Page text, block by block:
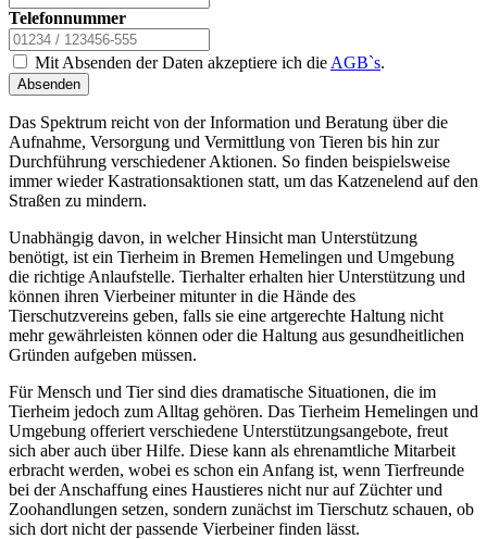
Telefonnummer
Mit Absenden der Daten akzeptiere ich die AGB`s.
Absenden
Das Spektrum reicht von der Information und Beratung über die
Aufnahme, Versorgung und Vermittlung von Tieren bis hin zur
Durchführung verschiedener Aktionen. So finden beispielsweise
immer wieder Kastrationsaktionen statt, um das Katzenelend auf den
Straßen zu mindern.
Unabhängig davon, in welcher Hinsicht man Unterstützung
benötigt, ist ein Tierheim in Bremen Hemelingen und Umgebung
die richtige Anlaufstelle. Tierhalter erhalten hier Unterstützung und
können ihren Vierbeiner mitunter in die Hände des
Tierschutzvereins geben, falls sie eine artgerechte Haltung nicht
mehr gewährleisten können oder die Haltung aus gesundheitlichen
Gründen aufgeben müssen.
Für Mensch und Tier sind dies dramatische Situationen, die im
Tierheim jedoch zum Alltag gehören. Das Tierheim Hemelingen und
Umgebung offeriert verschiedene Unterstützungsangebote, freut
sich aber auch über Hilfe. Diese kann als ehrenamtliche Mitarbeit
erbracht werden, wobei es schon ein Anfang ist, wenn Tierfreunde
bei der Anschaffung eines Haustieres nicht nur auf Züchter und
Zoohandlungen setzen, sondern zunächst im Tierschutz schauen, ob
sich dort nicht der passende Vierbeiner finden lässt.